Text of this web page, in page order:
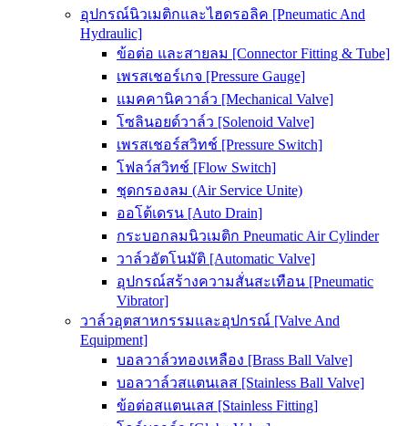
อุปกรณ์นิวเมติกและไฮดรอลิค [Pneumatic And
Hydraulic]
ข้อต่อ และสายลม [Connector Fitting & Tube]
เพรสเชอร์เกจ [Pressure Gauge]
แมคคานิควาล์ว [Mechanical Valve]
โซลินอยด์วาล์ว [Solenoid Valve]
เพรสเชอร์สวิทช์ [Pressure Switch]
โฟลว์สวิทช์ [Flow Switch]
ชุดกรองลม (Air Service Unite)
ออโต้เดรน [Auto Drain]
กระบอกลมนิวเมติก Pneumatic Air Cylinder
วาล์วอัตโนมัติ [Automatic Valve]
อุปกรณ์สร้างความสั่นสะเทือน [Pneumatic
Vibrator]
วาล์วอุตสาหกรรมและอุปกรณ์ [Valve And
Equipment]
บอลวาล์วทองเหลือง [Brass Ball Valve]
บอลวาล์วสแตนเลส [Stainless Ball Valve]
ข้อต่อสแตนเลส [Stainless Fitting]